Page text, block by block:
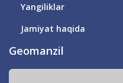
Yangiliklar
Jamiyat haqida
Geomanzil